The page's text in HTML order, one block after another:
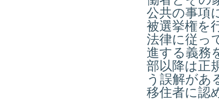
公共の事項
被選挙権を
法律に従っ
進する義務
部以降は正
う誤解があ
移住者に認